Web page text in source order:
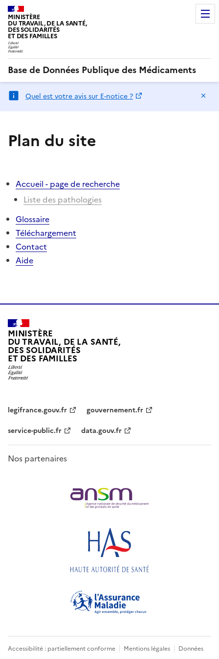
MINISTÈRE
DU TRAVAIL, DE LA SANTÉ,
DES SOLIDARITÉS
ET DES FAMILLES
Base de Données Publique des Médicaments
Quel est votre avis sur E-notice ?
Plan du site
Accueil - page de recherche
Liste des pathologies
Glossaire
Téléchargement
Contact
Aide
MINISTÈRE
DU TRAVAIL, DE LA SANTÉ,
DES SOLIDARITÉS
ET DES FAMILLES
legifrance.gouv.fr
gouvernement.fr
service-public.fr
data.gouv.fr
Nos partenaires
Accessibilité : partiellement conforme Mentions légales Données